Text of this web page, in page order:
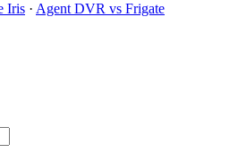
Iris · Agent DVR vs Frigate